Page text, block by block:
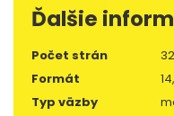
Ďalšie
Počet strán
32
Formát
Typ väzby